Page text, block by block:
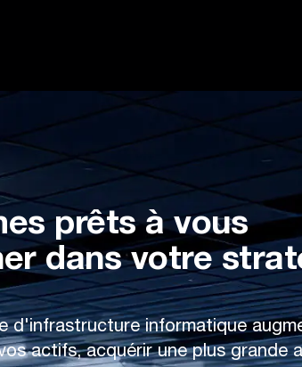
prêts à vous
dans votre
d'infrastructure informatique
actifs, acquérir une plus grande